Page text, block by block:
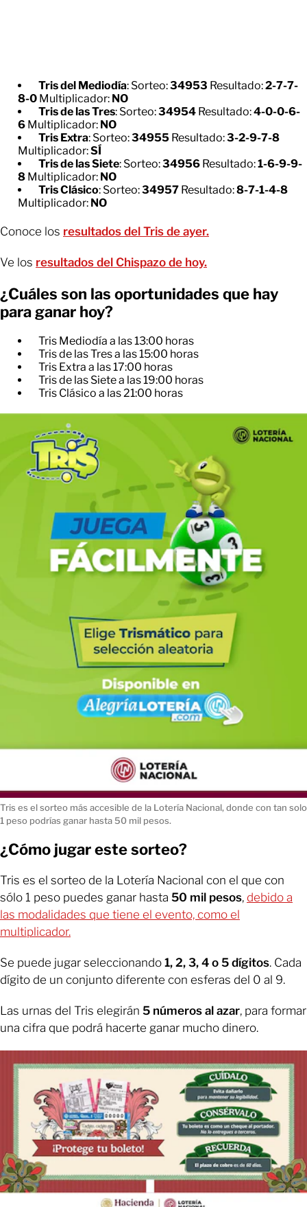
Tris del Mediodía: Sorteo:34953 Resultado:2-7-7-
8-0 Multiplicador: NO
Tris de las Tres: Sorteo:34954 Resultado:4-0-0-6-
6 Multiplicador: NO
Tris Extra: Sorteo:34955 Resultado:3-2-9-7-8
Multiplicador:SÍ
Tris de las Siete: Sorteo:34956 Resultado:1-6-9-9-
8 Multiplicador: NO
Tris Clásico: Sorteo:34957 Resultado:8-7-1-4-8
Multiplicador: NO
Conoce los resultados del Tris de ayer.
Ve los resultados del Chispazo de hoy.
¿Cuáles son las oportunidades que hay
para ganar hoy?
Tris Mediodía a las 13:00 horas
Tris de las Tres a las 15:00 horas
Tris Extra a las 17:00 horas
Tris de las Siete a las 19:00 horas
Tris Clásico a las 21:00 horas
Tris es el sorteo más accesible de la Lotería Nacional, donde con tan solo
1 peso podrías ganar hasta 50 mil pesos.
¿Cómo jugar este sorteo?
Tris es el sorteo de la Lotería Nacional con el que con
sólo 1 peso puedes ganar hasta 50 mil pesos, debido a
las modalidades que tiene el evento, como el
multiplicador.
Se puede jugar seleccionando 1, 2, 3, 4 o 5 dígitos. Cada
dígito de un conjunto diferente con esferas del 0 al 9.
Las urnas del Tris elegirán 5 números al azar, para formar
una cifra que podrá hacerte ganar mucho dinero.